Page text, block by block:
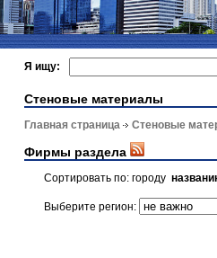
Я ищу:
Стеновые материалы
Главная страница Стеновые
Фирмы раздела
Сортировать по: городу
Выберите регион: